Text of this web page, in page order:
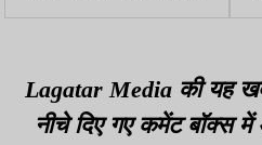
का कराया होम टूर, ‘सीरियल
Lagatar Media की यह
नीचे दिए गए कमेंट बॉक्स में